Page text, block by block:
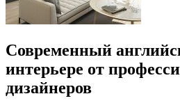
Современный
интерьере от
дизайнеров